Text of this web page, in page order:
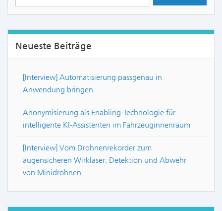
Neueste Beiträge
[Interview] Automatisierung passgenau in
Anwendung bringen
Anonymisierung als Enabling-Technologie für
intelligente KI-Assistenten im Fahrzeuginnenraum
[Interview] Vom Drohnenrekorder zum
augensicheren Wirklaser: Detektion und Abwehr
von Minidrohnen